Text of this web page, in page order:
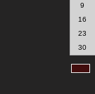
9
16
23
30